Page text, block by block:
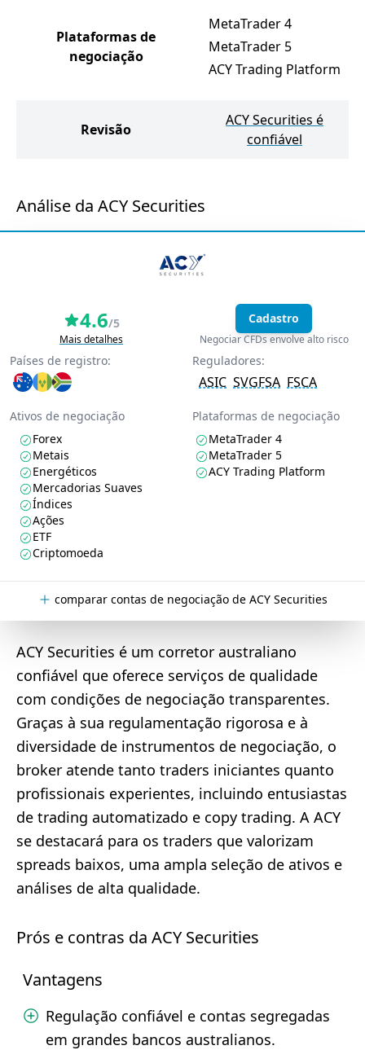
Plataformas de
negociação
MetaTrader 4
MetaTrader 5
ACY Trading Platform
Revisão
ACY Securities é
confiável
Análise da ACY Securities
4.6/5
Mais detalhes
Cadastro
Negociar CFDs envolve alto risco
Países de registro: Reguladores:
ASIC SVGFSA FSCA
Ativos de negociação
Forex
Metais
Energéticos
Mercadorias Suaves
Índices
Ações
ETF
Criptomoeda
Plataformas de negociação
MetaTrader 4
MetaTrader 5
ACY Trading Platform
comparar contas de negociação de ACY Securities
ACY Securities é um corretor australiano
confiável que oferece serviços de qualidade
com condições de negociação transparentes.
Graças à sua regulamentação rigorosa e à
diversidade de instrumentos de negociação, o
broker atende tanto traders iniciantes quanto
profissionais experientes, incluindo entusiastas
de trading automatizado e copy trading. A ACY
se destacará para os traders que valorizam
spreads baixos, uma ampla seleção de ativos e
análises de alta qualidade.
Prós e contras da ACY Securities
Vantagens
Regulação confiável e contas segregadas
em grandes bancos australianos.